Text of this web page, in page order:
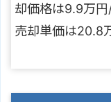
却価格は9.9万
売却単価は20.8